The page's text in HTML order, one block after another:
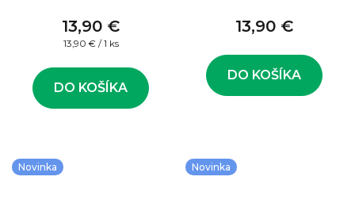
13,90 €
Jednotková
13,90 € / 1 ks
DO KOŠÍKA
13,90 €
DO KOŠÍKA
Novinka Novinka